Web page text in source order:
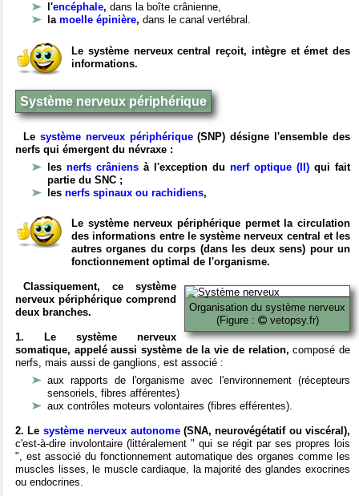
l'encéphale, dans la boîte crânienne,
la moelle épinière, dans le canal vertébral.
Le système nerveux central reçoit, intègre et émet des
informations.
Système nerveux périphérique
Le système nerveux périphérique(SNP) désigne l'ensemble des
nerfs qui émergent du névraxe :
les nerfs crâniens à l'exception du nerf optique (II) qui fait
partie du SNC ;
les nerfs spinaux ou rachidiens,
Le système nerveux périphérique permet la circulation
des informations entre le système nerveux central et les
autres organes du corps (dans les deux sens) pour un
fonctionnement optimal de l'organisme.
Organisation du système nerveux
(Figure :
vetopsy.fr)
Classiquement, ce système
nerveux périphérique comprend
deux branches.
1. Le système nerveux
somatique, appelé aussi système de la vie de relation, composé de
nerfs, mais aussi de ganglions, est associé :
aux rapports de l'organisme avec l'environnement (récepteurs
sensoriels, fibres afférentes)
aux contrôles moteurs volontaires (fibres efférentes).
2. Le système nerveux autonome(SNA, neurovégétatif ou viscéral),
c'est-à-dire involontaire (littéralement " qui se régit par ses propres lois
", est associé du fonctionnement automatique des organes comme les
muscles lisses, le muscle cardiaque, la majorité des glandes exocrines
ou endocrines.